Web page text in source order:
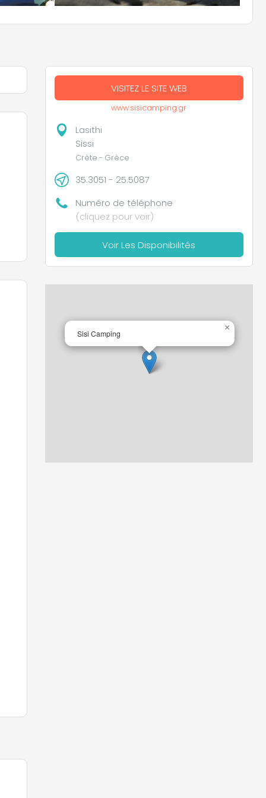
VISITEZ LE SITE WEB
www.sisicamping.gr
Lasithi
Sissi
Crète - Grèce
35.3051 - 25.5087
Numéro de téléphone
(cliquez pour voir)
Voir Les Disponibilités
Sisi Camping
×